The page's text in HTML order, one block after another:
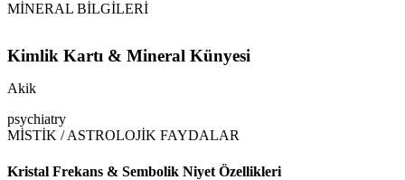
MİNERAL BİLGİLERİ
Kimlik Kartı & Mineral Künyesi
Akik
psychiatry
MİSTİK / ASTROLOJİK FAYDALAR
Kristal Frekans & Sembolik Niyet Özellikleri